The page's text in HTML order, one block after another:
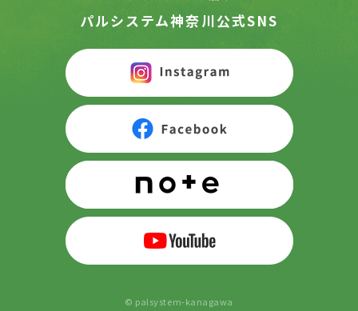
パルシステム神奈川公式SNS
© palsystem-kanagawa